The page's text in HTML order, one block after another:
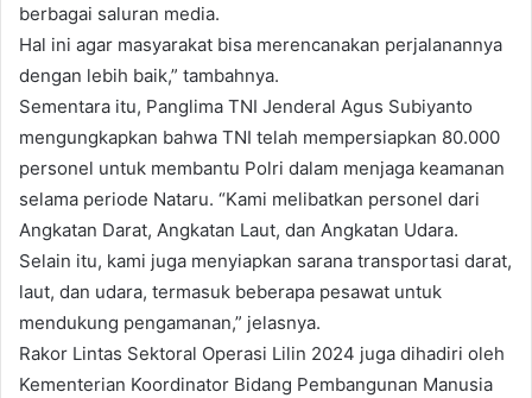
berbagai saluran media.
Hal ini agar masyarakat bisa merencanakan perjalanannya
dengan lebih baik,” tambahnya.
Sementara itu, Panglima TNI Jenderal Agus Subiyanto
mengungkapkan bahwa TNI telah mempersiapkan 80.000
personel untuk membantu Polri dalam menjaga keamanan
selama periode Nataru. “Kami melibatkan personel dari
Angkatan Darat, Angkatan Laut, dan Angkatan Udara.
Selain itu, kami juga menyiapkan sarana transportasi darat,
laut, dan udara, termasuk beberapa pesawat untuk
mendukung pengamanan,” jelasnya.
Rakor Lintas Sektoral Operasi Lilin 2024 juga dihadiri oleh
Kementerian Koordinator Bidang Pembangunan Manusia